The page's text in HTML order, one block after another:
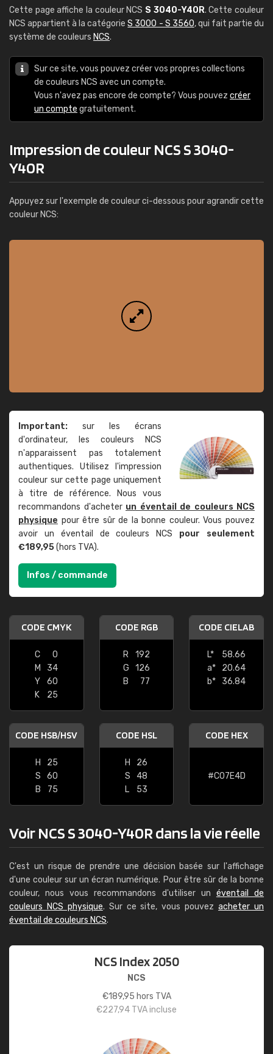
Cette page affiche la couleur NCS S 3040-Y40R. Cette couleur
NCS appartient à la catégorieS 3000 - S 3560, qui fait partie du
système de couleurs NCS.
Sur ce site, vous pouvez créer vos propres collections
de couleurs NCS avec un compte.
Vous n'avez pas encore de compte? Vous pouvez créer
un compte gratuitement.
Impression de couleur NCS S 3040-
Y40R
Appuyez sur l'exemple de couleur ci-dessous pour agrandir cette
couleur NCS:
Important: sur les écrans
d'ordinateur, les couleurs NCS
n'apparaissent pas totalement
authentiques. Utilisez l'impression
couleur sur cette page uniquement
à titre de référence. Nous vous
recommandons d'acheter un éventail de couleurs NCS
physique pour être sûr de la bonne couleur. Vous pouvez
avoir un éventail de couleurs NCS pour seulement
€189,95(hors TVA).
Infos / commande
CODE CMYK
C
0
M
34
Y
60
K
25
CODE RGB
R
192
G
126
B
77
CODE CIELAB
L*
58.66
a*
20.64
b*
36.84
CODE HSB/HSV
H
25
S
60
B
75
CODE HSL
H
26
S
48
L
53
CODE HEX
#C07E4D
Voir NCS S 3040-Y40R dans la vie réelle
C'est un risque de prendre une décision basée sur l'affichage
d'une couleur sur un écran numérique. Pour être sûr de la bonne
couleur, nous vous recommandons d'utiliser un éventail de
couleurs NCS physique. Sur ce site, vous pouvezacheter un
éventail de couleurs NCS.
NCS Index 2050
NCS
€189,95 hors TVA
€227,94 TVA incluse